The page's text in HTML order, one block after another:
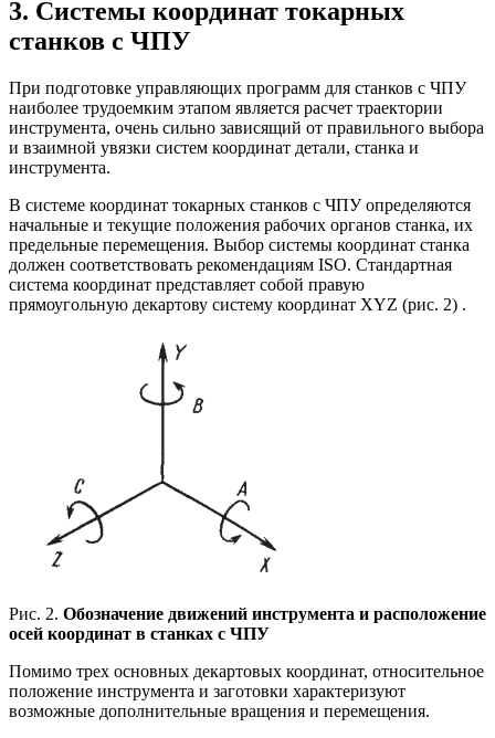
3. Системы координат токарных
станков с ЧПУ
При подготовке управляющих программ для станков с ЧПУ
наиболее трудоемким этапом является расчет траектории
инструмента, очень сильно зависящий от правильного выбора
и взаимной увязки систем координат детали, станка и
инструмента.
В системе координат токарных станков с ЧПУ определяются
начальные и текущие положения рабочих органов станка, их
предельные перемещения. Выбор системы координат станка
должен соответствовать рекомендациям ISO. Стандартная
система координат представляет собой правую
прямоугольную декартову систему координат XYZ (рис. 2) .
Рис. 2. Обозначение движений инструмента и расположение
осей координат в станках с ЧПУ
Помимо трех основных декартовых координат, относительное
положение инструмента и заготовки характеризуют
возможные дополнительные вращения и перемещения.